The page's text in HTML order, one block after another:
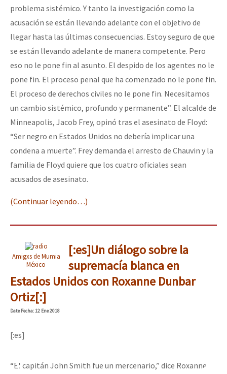
problema sistémico. Y tanto la investigación como la
acusación se están llevando adelante con el objetivo de
llegar hasta las últimas consecuencias. Estoy seguro de que
se están llevando adelante de manera competente. Pero
eso no le pone fin al asunto. El despido de los agentes no le
pone fin. El proceso penal que ha comenzado no le pone fin.
El proceso de derechos civiles no le pone fin. Necesitamos
un cambio sistémico, profundo y permanente”. El alcalde de
Minneapolis, Jacob Frey, opinó tras el asesinato de Floyd:
“Ser negro en Estados Unidos no debería implicar una
condena a muerte”. Frey demanda el arresto de Chauvin y la
familia de Floyd quiere que los cuatro oficiales sean
acusados ​​de asesinato.
(Continuar leyendo…)
Amigxs de Mumia
México
[:es]Un diálogo sobre la
supremacía blanca en
Estados Unidos con Roxanne Dunbar
Ortiz[:]
DateFecha: 12 Ene 2018
[:es]
“El capitán John Smith fue un mercenario,” dice Roxanne